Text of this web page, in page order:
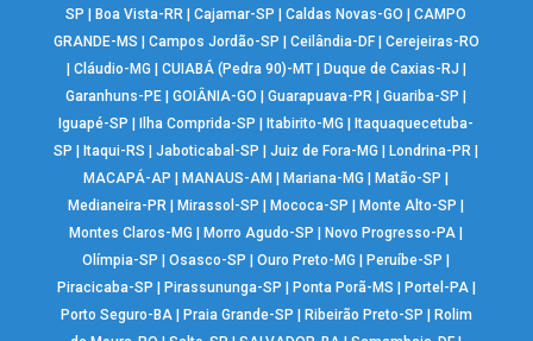
SP
Boa Vista-RR |Cajamar-SP |Caldas Novas-GO |CAMPO
GRANDE-MS
Campos Jordão-SP Ceilândia-DF| Cerejeiras-RO
Cláudio-MG CUIABÁ (Pedra 90)-MT| Duque de Caxias-RJ
Garanhuns-PE |GOIÂNIA-GO |Guarapuava-PR |Guariba-SP
Iguapé-SP
Ilha Comprida-SP Itabirito-MG
Itaquaquecetuba-
SP
Itaqui-RS |Jaboticabal-SP |Juiz de Fora-MG Londrina-PR
MACAPÁ-AP
MANAUS-AM Mariana-MG Matão-SP
Medianeira-PR
Mirassol-SP Mococa-SP Monte Alto-SP
Montes Claros-MG
Morro Agudo-SP Novo Progresso-PA
Olímpia-SP
|Osasco-SP |Ouro Preto-MG Peruíbe-SP
Piracicaba-SP
Pirassununga-SP Ponta Porã-MS Portel-PA|
Porto Seguro-BA| Praia Grande-SP Ribeirão Preto-SP
Rolim